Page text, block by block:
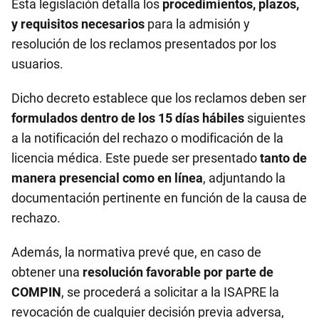
Esta legislación detalla los procedimientos, plazos,
y requisitos necesarios para la admisión y
resolución de los reclamos presentados por los
usuarios.
Dicho decreto establece que los reclamos deben ser
formulados dentro de los 15 días hábiles siguientes
a la notificación del rechazo o modificación de la
licencia médica. Este puede ser presentadotanto de
manera presencial como en línea, adjuntando la
documentación pertinente en función de la causa de
rechazo.
Además, la normativa prevé que, en caso de
obtener una resolución favorable por parte de
COMPIN, se procederá a solicitar a la ISAPRE la
revocación de cualquier decisión previa adversa,